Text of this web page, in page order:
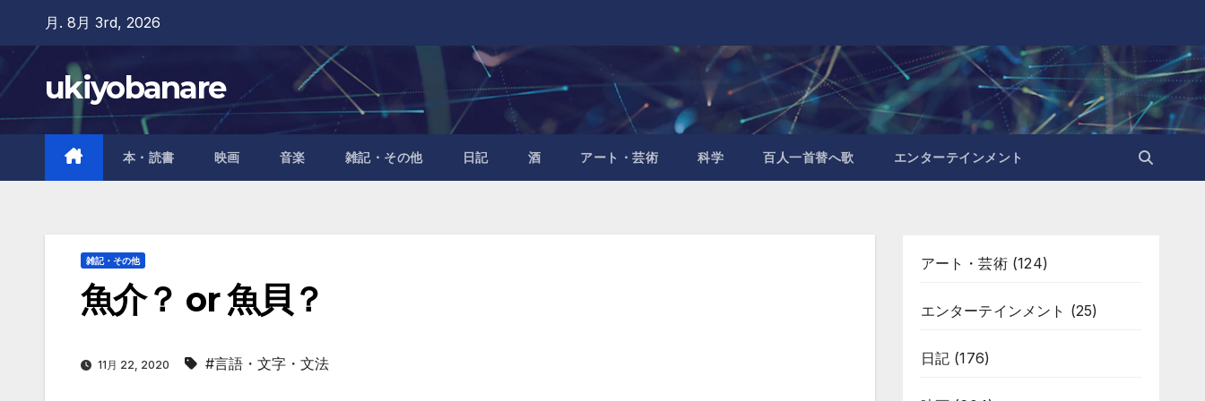
content
月. 8月 3rd, 2026
ukiyobanare
本・読書 映画 音楽 雑記・その他 日記 酒 アート・芸術 科学 百人一首替へ歌 エンターテインメント
雑記・その他
魚介？ or 魚貝？
11月 22, 2020 #言語・文字・文法
アート・芸術(124)
エンターテインメント (25)
日記(176)